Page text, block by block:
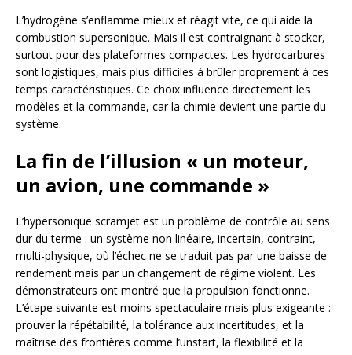
L’hydrogène s’enflamme mieux et réagit vite, ce qui aide la
combustion supersonique. Mais il est contraignant à stocker,
surtout pour des plateformes compactes. Les hydrocarbures
sont logistiques, mais plus difficiles à brûler proprement à ces
temps caractéristiques. Ce choix influence directement les
modèles et la commande, car la chimie devient une partie du
système.
La fin de l’illusion « un moteur,
un avion, une commande »
L’hypersonique scramjet est un problème de contrôle au sens
dur du terme : un système non linéaire, incertain, contraint,
multi-physique, où l’échec ne se traduit pas par une baisse de
rendement mais par un changement de régime violent. Les
démonstrateurs ont montré que la propulsion fonctionne.
L’étape suivante est moins spectaculaire mais plus exigeante :
prouver la répétabilité, la tolérance aux incertitudes, et la
maîtrise des frontières comme l’unstart, la flexibilité et la